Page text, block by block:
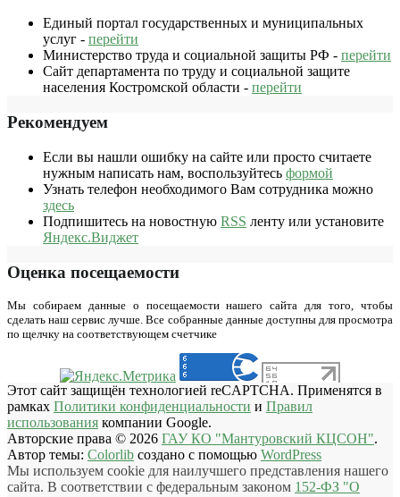
Единый портал государственных и муниципальных
услуг - перейти
Министерство труда и социальной защиты РФ - перейти
Сайт департамента по труду и социальной защите
населения Костромской области - перейти
Рекомендуем
Если вы нашли ошибку на сайте или просто считаете
нужным написать нам, воспользуйтесь формой
Узнать телефон необходимого Вам сотрудника можно
здесь
Подпишитесь на новостную RSS ленту или установите
Яндекс.Виджет
Оценка посещаемости
Мы собираем данные о посещаемости нашего сайта для того, чтобы
сделать наш сервис лучше. Все собранные данные доступны для просмотра
по щелчку на соответствующем счетчике
Этот сайт защищён технологией reCAPTCHA. Применятся в
рамках Политики конфиденциальности и Правил
использования компании Google.
Авторские права © 2026 ГАУ КО "Мантуровский КЦСОН".
Автор темы: Colorlib создано с помощью WordPress
Мы используем cookie для наилучшего представления нашего
сайта. В соответствии с федеральным законом 152-ФЗ "О